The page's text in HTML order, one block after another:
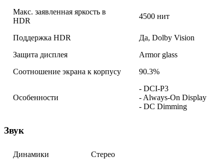
Макс. заявленная яркость в
HDR
4500 нит
Поддержка HDR
Да, Dolby Vision
Защита дисплея
Armor glass
Соотношение экрана к корпусу
90.3%
Особенности
- DCI-P3
- Always-On Display
- DC Dimming
Звук
Динамики
Стерео